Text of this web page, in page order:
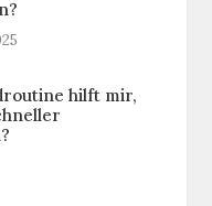
hilft mir,